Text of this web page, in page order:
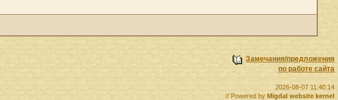
Замечания/предложения
по работе сайта
2026-08-07 11:40:14
// Powered byMigdal website kernel